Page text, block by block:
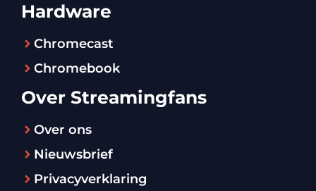
Hardware
Chromecast
Chromebook
Over Streamingfans
Over ons
Nieuwsbrief
Privacyverklaring